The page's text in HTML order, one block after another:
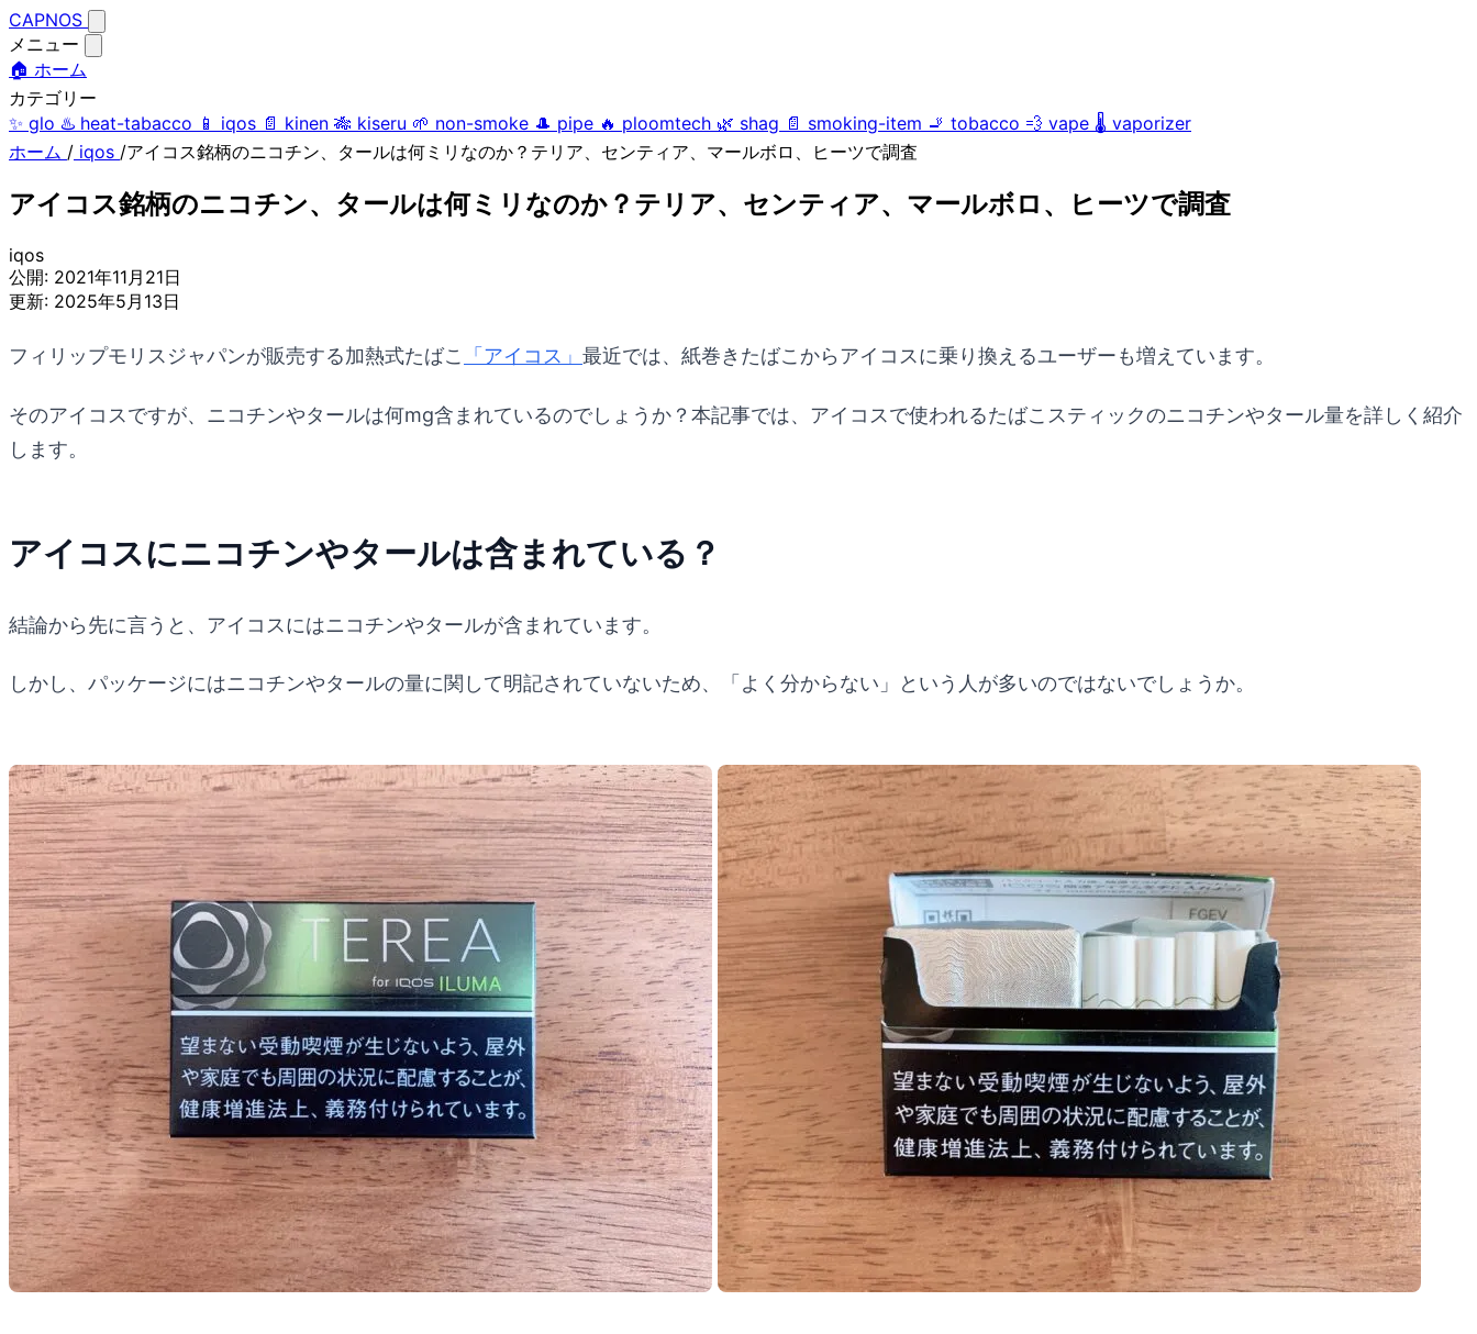
CAPNOS
メニュー
🏠 ホーム
カテゴリー
✨ glo ♨️ heat-tabacco 📱 iqos 📄 kinen 🎋 kiseru 🌱 non-smoke 🎩 pipe 🔥 ploomtech 🌿 shag 📄 smoking-item 🚬 tobacco 💨 vape 🌡️ vaporizer
ホーム / iqos /アイコス銘柄のニコチン、タールは何ミリなのか？テリア、センティア、マールボロ、ヒーツで調査
アイコス銘柄のニコチン、タールは何ミリなのか？テリア、センティア、マールボロ、ヒーツで調査
iqos
公開: 2021年11月21日
更新: 2025年5月13日
フィリップモリスジャパンが販売する加熱式たばこ 「アイコス」 最近では、紙巻きたばこからアイコスに乗り換えるユーザーも増えています。
そのアイコスですが、ニコチンやタールは何mg含まれているのでしょうか？本記事では、アイコスで使われるたばこスティックのニコチンやタール量を詳しく紹介
します。
アイコスにニコチンやタールは含まれている？
結論から先に言うと、アイコスにはニコチンやタールが含まれています。
しかし、パッケージにはニコチンやタールの量に関して明記されていないため、「よく分からない」という人が多いのではないでしょうか。